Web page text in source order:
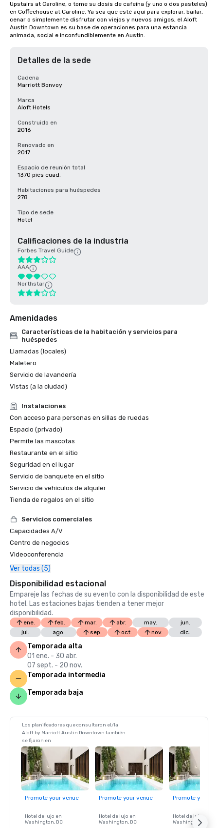
Upstairs at Caroline, o tome su dosis de cafeína (y uno o dos pasteles)
en Coffeehouse at Caroline. Ya sea que esté aquí para explorar, bailar,
cenar o simplemente disfrutar con viejos y nuevos amigos, el Aloft
Austin Downtown es su base de operaciones para una estancia
animada, social e inconfundiblemente en Austin.
Detalles de la sede
Cadena
Marriott Bonvoy
Marca
Aloft Hotels
Construido en
2016
Renovado en
2017
Espacio de reunión total
1370 pies cuad.
Habitaciones para huéspedes
278
Tipo de sede
Hotel
Calificaciones de la industria
Forbes Travel Guide
AAA
Northstar
Amenidades
Características de la habitación y servicios para
huéspedes
Llamadas (locales)
Maletero
Servicio de lavandería
Vistas (a la ciudad)
Instalaciones
Con acceso para personas en sillas de ruedas
Espacio (privado)
Permite las mascotas
Restaurante en el sitio
Seguridad en el lugar
Servicio de banquete en el sitio
Servicio de vehículos de alquiler
Tienda de regalos en el sitio
Servicios comerciales
Capacidades A/V
Centro de negocios
Videoconferencia
Ver todas (5)
Disponibilidad estacional
Empareje las fechas de su evento con la disponibilidad de este
hotel. Las estaciones bajas tienden a tener mejor
disponibilidad.
ene. feb. mar. abr. may.
jun.
jul.
ago. sep. oct. nov. dic.
Temporada alta
01 ene. - 30 abr.
07 sept. - 20 nov.
Temporada intermedia
Temporada baja
Los planificadores que consultaron el/la
Aloft by Marriott Austin Downtown también
se fijaron en
Promote your venue
Hotel de lujo en
Washington, DC
Promote your venue
Hotel de lujo en
Washington, DC
Promote your
Hotel de lujo en
Washington